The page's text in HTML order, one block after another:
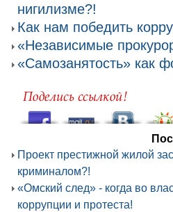
нигилизме?!
Как нам победить
«Независимые
«Самозанятость» как
Проект престижной жилой
криминалом?!
«Омский след» - когда во
коррупции и протеста!